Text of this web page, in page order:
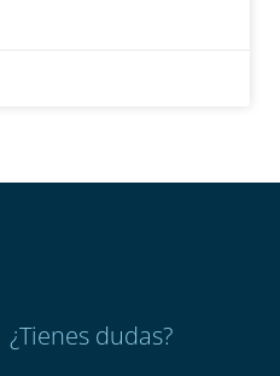
¿Tienes dudas?